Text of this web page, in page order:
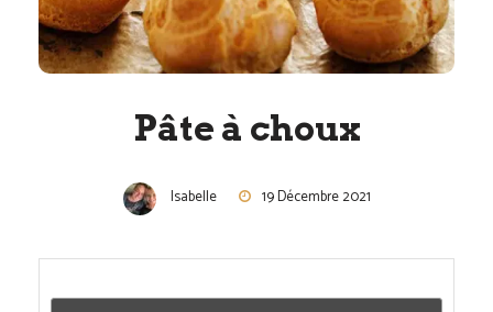
Pâte à choux
Isabelle 19 Décembre 2021